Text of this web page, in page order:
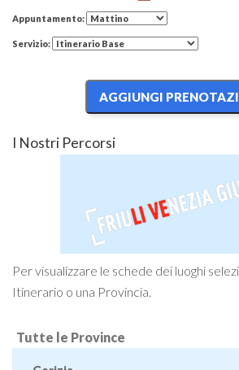
Appuntamento:
Servizio:
I Nostri Percorsi
Per visualizzare le schede dei luoghi
Itinerario o una Provincia.
Tutte le Province